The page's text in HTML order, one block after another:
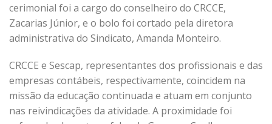
cerimonial foi a cargo do conselheiro do CRCCE,
Zacarias Júnior, e o bolo foi cortado pela diretora
administrativa do Sindicato, Amanda Monteiro.
CRCCE e Sescap, representantes dos profissionais e das
empresas contábeis, respectivamente, coincidem na
missão da educação continuada e atuam em conjunto
nas reivindicações da atividade. A proximidade foi